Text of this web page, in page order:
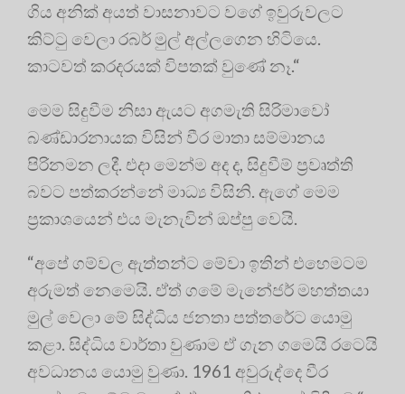
ගිය අනික් අයත් වාසනාවට වගේ ඉවුරුවලට
කිට්ටු වෙලා රබර් මුල් අල්ලගෙන හිටියෙ.
කාටවත් කරදරයක් විපතක් වුණේ නෑ.“
මෙම සිදුවීම නිසා ඇයට අගමැති සිරිමාවෝ
බණ්ඩාරනායක විසින් වීර මාතා සම්මානය
පිරිනමන ලදී. එදා මෙන්ම අද ද, සිදුවීම් ප්‍රවෘත්ති
බවට පත්කරන්නේ මාධ්‍ය විසිනි. ඇගේ මෙම
ප්‍රකාශයෙන් එය මැනැවින් ඔප්පු වෙයි.
“අපේ ගම්වල ඇත්තන්ට මේවා ඉතින් එහෙමටම
අරුමත් නෙමෙයි. ඒත් ගමේ මැනේජර් මහත්තයා
මුල් වෙලා මේ සිද්ධිය ජනතා පත්තරේට යොමු
කළා. සිද්ධිය වාර්තා වුණාම ඒ ගැන ගමෙයි රටෙයි
අවධානය යොමු වුණා. 1961 අවුරුද්දෙ වීර